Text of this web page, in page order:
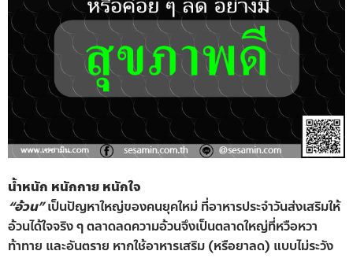
น้ำหนัก หนักกาย หนักใจ
“อ้วน”เป็นปัญหาใหญ่ของคนยุคใหม่ ที่อาหารประจำวันส่งเสริมให้
อ้วนได้ใจจริง ๆ ตลาดลดความอ้วนจึงเป็นตลาดใหญ่ที่หวือหวา
ท้าทาย และอันตราย หากใช้อาหารเสริม (หรือยาลด) แบบไม่ระวัง